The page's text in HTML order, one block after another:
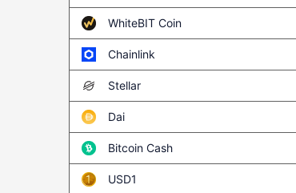
WhiteBIT Coin
Chainlink
Stellar
Dai
Bitcoin Cash
USD1